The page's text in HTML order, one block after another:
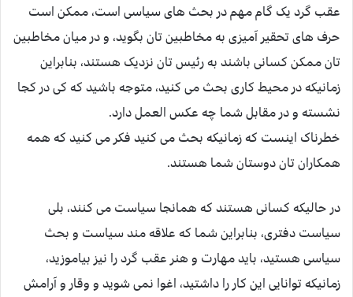
عقب گرد یک گام مهم در بحث های سیاسی است، ممکن است
حرف های تحقیر آمیزی به مخاطبین تان بگوید، و در میان مخاطبین
تان ممکن کسانی باشند به رئیس تان نزدیک هستند، بنابراین
زمانیکه در محیط کاری بحث می کنید، متوجه باشید که کی در کجا
نشسته و در مقابل شما چه عکس العمل دارد.
خطرناک اینست که زمانیکه بحث می کنید فکر می کنید که همه
همکاران تان دوستان شما هستند.
در حالیکه کسانی هستند که همانجا سیاست می کنند، بلی
سیاست دفتری، بنابراین شما که علاقه مند سیاست و بحث
سیاسی هستید، باید مهارت و هنر عقب گرد را نیز بیاموزید،
زمانیکه توانایی این کار را داشتید، اغوا نمی شوید و وقار و آرامش